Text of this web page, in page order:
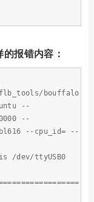
报错内容：
bouffalo
--
--
--cpu_id= --
/dev/ttyUSB0